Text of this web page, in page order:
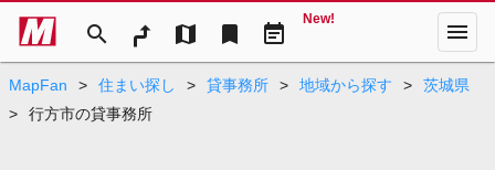
search map bookmark event_note
New! menu
MapFan > 住まい探し > 貸事務所 > 地域から探す >
茨城県
>
行方市の貸事務所